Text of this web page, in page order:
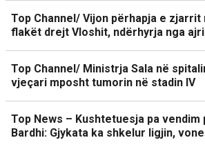
Top Channel/ Vijon përhapja e
flakët drejt Vloshit, ndërhyrja nga ajri
Top Channel/ Ministrja Sala në
vjeçari mposht tumorin në stadin IV
Top News – Kushtetuesja pa vendim
Bardhi: Gjykata ka shkelur ligjin,